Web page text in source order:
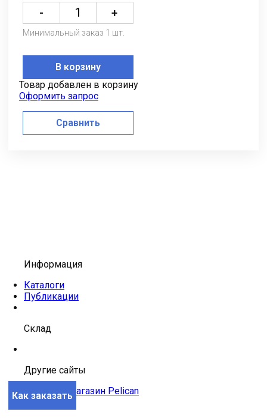
- +
Минимальный заказ 1 шт.
В корзину
Товар добавлен в корзину
Оформить запрос
Сравнить
Как заказать
Информация
Каталоги
Публикации
Склад
Другие сайты
Интернет-магазин Pelican